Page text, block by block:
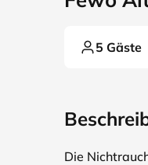
5 Gäste
Die